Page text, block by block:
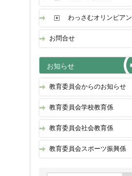
わっさむオリンピアン
お問合せ
お知らせ
教育委員会からのお知らせ
教育委員会学校教育係
教育委員会社会教育係
教育委員会スポーツ振興係